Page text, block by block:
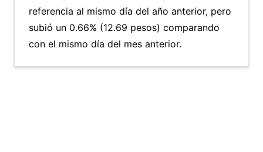
referencia al mismo día del año anterior, pero
subió un 0.66% (12.69 pesos) comparando
con el mismo día del mes anterior.